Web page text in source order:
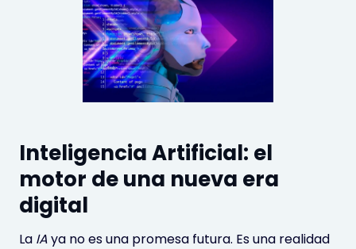
Inteligencia Artificial: el
motor de una nueva era
digital
La IAya no es una promesa futura. Es una realidad